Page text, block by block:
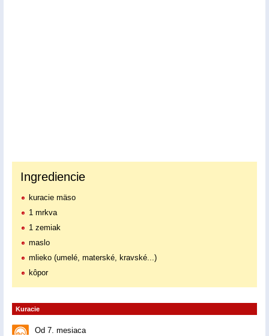
Ingrediencie
kuracie mäso
1 mrkva
1 zemiak
maslo
mlieko (umelé, materské, kravské...)
kôpor
Kuracie
Od 7. mesiaca